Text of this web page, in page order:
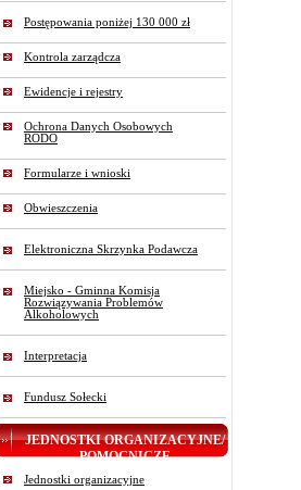
Postępowania poniżej 130 000 zł
Kontrola zarządcza
Ewidencje i rejestry
Ochrona Danych Osobowych
RODO
Formularze i wnioski
Obwieszczenia
Elektroniczna Skrzynka Podawcza
Miejsko - Gminna Komisja
Rozwiązywania Problemów
Alkoholowych
Interpretacja
Fundusz Sołecki
JEDNOSTKI ORGANIZACYJNE/
POMOCNICZE
Jednostki organizacyjne